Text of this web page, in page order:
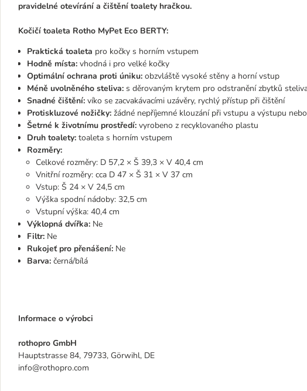
pravidelné otevírání a čištění toalety hračkou.
Kočičí toaleta Rotho MyPet Eco BERTY:
Praktická toaleta pro kočky s horním vstupem
Hodně místa: vhodná i pro velké kočky
Optimální ochrana proti úniku: obzvláště vysoké stěny a horní vstup
Méně uvolněného steliva: s děrovaným krytem pro odstranění zbytků
Snadné čištění: víko se zacvakávacími uzávěry, rychlý přístup při čištění
Protiskluzové nožičky: žádné nepříjemné klouzání při vstupu a výstupu
Šetrné k životnímu prostředí: vyrobeno z recyklovaného plastu
Druh toalety: toaleta s horním vstupem
Rozměry:
Celkové rozměry: D 57,2 × Š 39,3 × V 40,4 cm
Vnitřní rozměry: cca D 47 × Š 31 × V 37 cm
Vstup: Š 24 × V 24,5 cm
Výška spodní nádoby: 32,5 cm
Vstupní výška: 40,4 cm
Výklopná dvířka: Ne
Filtr: Ne
Rukojeť pro přenášení: Ne
Barva: černá/bílá
Informace o výrobci
rothopro GmbH
Hauptstrasse 84, 79733, Görwihl, DE
info@rothopro.com